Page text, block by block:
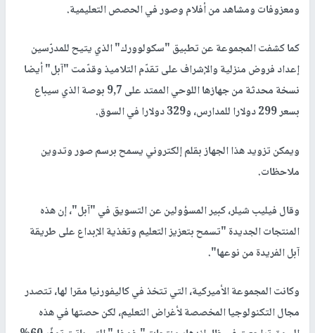
ومعزوفات ومشاهد من أفلام وصور في الحصص التعليمية.
كما كشفت المجموعة عن تطبيق "سكولوورك" الذي يتيح للمدرّسين
إعداد فروض منزلية والإشراف على تقدّم التلاميذ وقدّمت "آبل" أيضا
نسخة محدثة من جهازها اللوحي الممتد على 9,7 بوصة الذي سيباع
بسعر 299 دولارا للمدارس، و329 دولارا في السوق.
ويمكن تزويد هذا الجهاز بقلم إلكتروني يسمح برسم صور وتدوين
ملاحظات.
وقال فيليب شيلر، كبير المسؤولين عن التسويق في "آبل"، إن هذه
المنتجات الجديدة "تسمح بتعزيز التعليم وتغذية الإبداع على طريقة
آبل الفريدة من نوعها".
وكانت المجموعة الأميركية، التي تتخذ في كاليفورنيا مقرا لها، تتصدر
مجال التكنولوجيا المخصصة لأغراض التعليم، لكن حصتها في هذه